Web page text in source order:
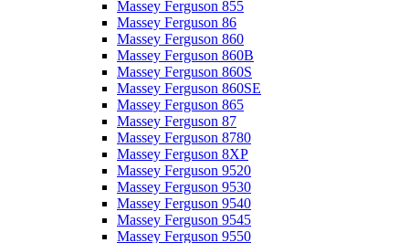
Massey Ferguson 855
Massey Ferguson 86
Massey Ferguson 860
Massey Ferguson 860B
Massey Ferguson 860S
Massey Ferguson 860SE
Massey Ferguson 865
Massey Ferguson 87
Massey Ferguson 8780
Massey Ferguson 8XP
Massey Ferguson 9520
Massey Ferguson 9530
Massey Ferguson 9540
Massey Ferguson 9545
Massey Ferguson 9550